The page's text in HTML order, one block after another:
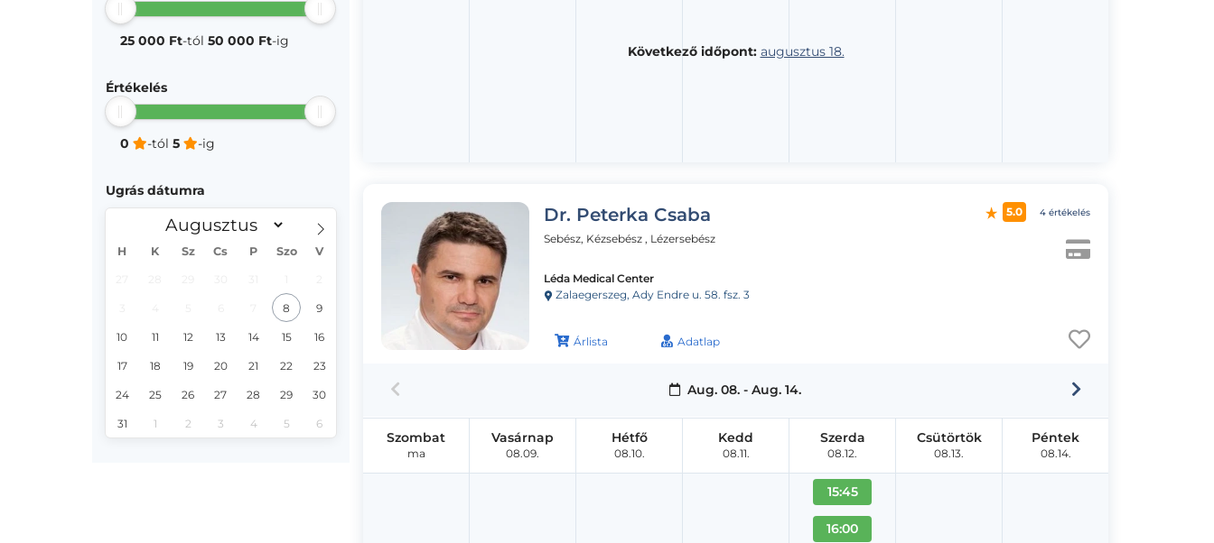
25 000 Ft-tól 50 000 Ft-ig
Értékelés
0 -tól 5 -ig
Ugrás dátumra
H K Sz Cs P Szo V
8 9
10 11 12 13 14 15 16
17 18 19 20 21 22 23
24 25 26 27 28 29 30
31 1 2 3 4 5 6
Következő időpont: augusztus 18.
Dr. Peterka Csaba
Sebész, Kézsebész , Lézersebész
Léda Medical Center
Zalaegerszeg, Ady Endre u. 58. fsz. 3
Árlista Adatlap
5.0 4 értékelés
Aug. 08. - Aug. 14.
Szombat
ma
Vasárnap
08.09.
Hétfő
08.10.
Kedd
08.11.
Szerda
08.12.
15:45
16:00
Csütörtök
08.13.
Péntek
08.14.